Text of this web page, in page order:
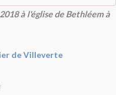
à l'église de Bethléem à
de Villeverte